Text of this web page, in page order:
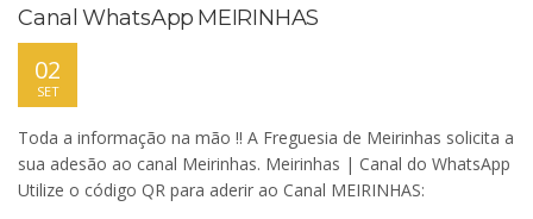
Canal WhatsApp MEIRINHAS
02
SET
Toda a informação na mão !! A Freguesia de Meirinhas solicita a
sua adesão ao canal Meirinhas. Meirinhas | Canal do WhatsApp
Utilize o código QR para aderir ao Canal MEIRINHAS: